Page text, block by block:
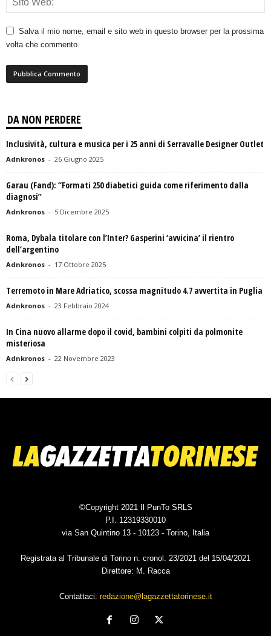
Salva il mio nome, email e sito web in questo browser per la prossima
volta che commento.
DA NON PERDERE
Inclusività, cultura e musica per i 25 anni di Serravalle Designer Outlet
Adnkronos - 26 Giugno 2025
Garau (Fand): “Formati 250 diabetici guida come riferimento dalla
diagnosi”
Adnkronos - 5 Dicembre 2025
Roma, Dybala titolare con l’Inter? Gasperini ‘avvicina’ il rientro
dell’argentino
Adnkronos - 17 Ottobre 2025
Terremoto in Mare Adriatico, scossa magnitudo 4.7 avvertita in Puglia
Adnkronos - 23 Febbraio 2024
In Cina nuovo allarme dopo il covid, bambini colpiti da polmonite
misteriosa
Adnkronos - 22 Novembre 2023
©Copyright 2021 Il PunTo SRLS
P.I. 12319330010
via San Quintino 13 - 10123 - Torino, Italia
Registrata al Tribunale di Torino n. cronol. 23/2021 del 15/04/2021
Direttore: M. Racca
Contattaci: redazione@lagazzettatorinese.it